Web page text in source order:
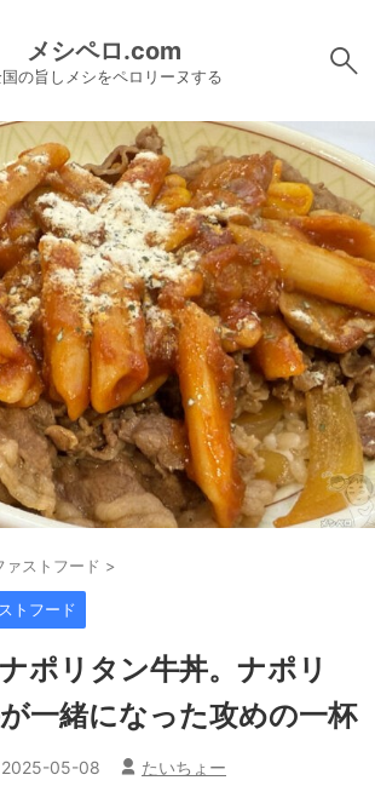
メシペロ.com
の旨しメシをペロリーヌする
ァストフード >
トフード
ナポリタン牛丼。ナポリ
一緒になった攻めの一杯
2025-05-08 たいちょー